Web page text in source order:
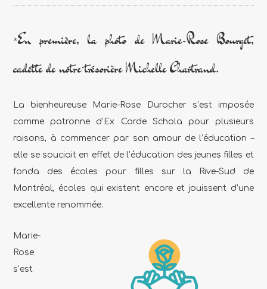
*En première, la photo de Marie-Rose Bourget,
cadette de notre trésorière Michelle Chartrand.
La bienheureuse Marie-Rose Durocher s’est imposée
comme patronne d’Ex Corde Schola pour plusieurs
raisons, à commencer par son amour de l’éducation –
elle se souciait en effet de l’éducation des jeunes filles et
fonda des écoles pour filles sur la Rive-Sud de
Montréal, écoles qui existent encore et jouissent d’une
excellente renommée.
Marie-
Rose
s’est